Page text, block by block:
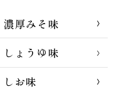
濃厚みそ味
しょうゆ味
しお味